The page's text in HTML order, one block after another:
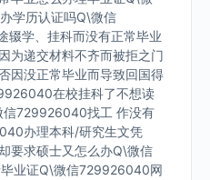
学历认证吗Q\微信
学、挂科而没有正常毕业
为递交材料不齐而被拒之门
因没正常毕业而导致回国得
在校挂科了不想读
信729926040找工 作没有
办理本科/研究生文凭
要求硕士又怎么办Q\微信
业证Q\微信729926040网